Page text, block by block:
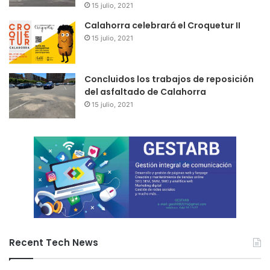
15 julio, 2021
Calahorra celebrará el Croquetur II
15 julio, 2021
Concluidos los trabajos de reposición
del asfaltado de Calahorra
15 julio, 2021
Recent Tech News